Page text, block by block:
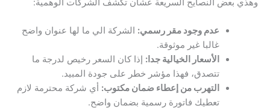
وهذي بعض النصايح السريعة عشان تكشف الشركات الوهمية:
عدم وجود مقر رسمي: الشركة الي ما لها عنوان واضح
غالبا غير موثوقة.
الأسعار الخيالية جدا: إذا كان السعر رخيص لدرجة ما
تتصدق، فهذا مؤشر خطر على جودة المبيد.
التهرب من إعطاء ضمان مكتوب: أي شركة محترمة لازم
تعطيك فاتورة رسمية بضمان واضح.